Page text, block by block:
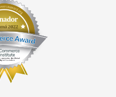
dental
para viaje
Nosotros